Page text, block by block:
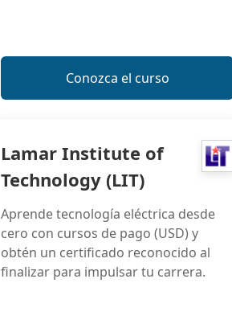
Conozca el curso
Lamar Institute of
Technology (LIT)
Aprende tecnología eléctrica desde
cero con cursos de pago (USD) y
obtén un certificado reconocido al
finalizar para impulsar tu carrera.